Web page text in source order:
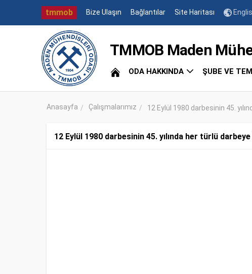
tmmob Bize Ulaşın Bağlantılar Site Haritası
TMMOB Maden
ODA HAKKINDA ŞUBE VE
Anasayfa Çalışmalarımız 12 Eylül 1980 darbesinin 45.
12 Eylül 1980 darbesinin 45. yılında her türlü